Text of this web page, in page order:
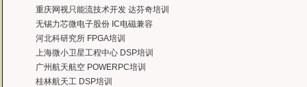
重庆网视只能流技术开发 达芬奇培训
无锡力芯微电子股份 IC电磁兼容
河北科研究所 FPGA培训
上海微小卫星工程中心 DSP培训
广州航天航空 POWERPC培训
桂林航天工 DSP培训